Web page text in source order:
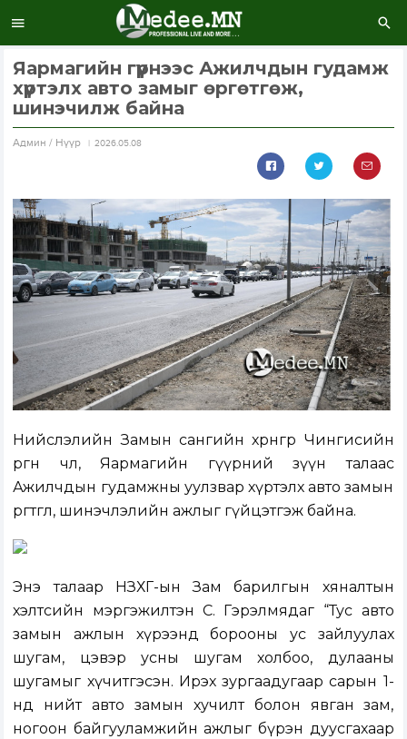
Яармагийн гүүрнээс Ажилчдын гудамж
хүртэлх авто замыг өргөтгөж,
шинэчилж байна
Aдмин / Нүүр 2026.05.08
Нийслэлийн Замын сангийн хөрөнгөөр Чингисийн
өргөн чөлөө, Яармагийн гүүрний зүүн талаас
Ажилчдын гудамжны уулзвар хүртэлх авто замын
өргөтгөл, шинэчлэлийн ажлыг гүйцэтгэж байна.
Энэ талаар НЗХГ-ын Зам барилгын хяналтын
хэлтсийн мэргэжилтэн С. Гэрэлмядаг “Тус авто
замын ажлын хүрээнд борооны ус зайлуулах
шугам, цэвэр усны шугам холбоо, дулааны
шугамыг хүчитгэсэн. Ирэх зургаадугаар сарын 1-
нд нийт авто замын хучилт болон явган зам,
ногоон байгууламжийн ажлыг бүрэн дуусгахаар